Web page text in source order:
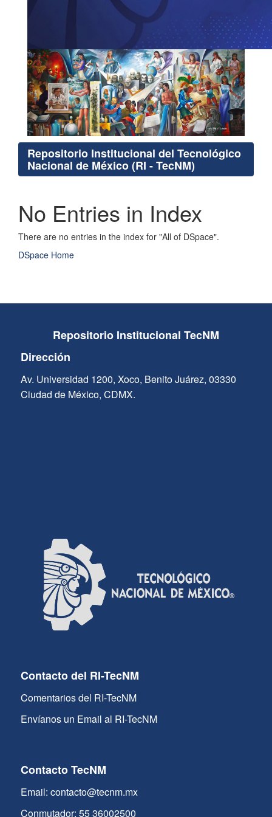
Repositorio Institucional del Tecnológico
Nacional de México (RI - TecNM)
No Entries in Index
There are no entries in the index for "All of DSpace".
DSpace Home
Repositorio Institucional TecNM
Dirección
Av. Universidad 1200, Xoco, Benito Juárez, 03330
Ciudad de México, CDMX.
Contacto del RI-TecNM
Comentarios del RI-TecNM
Envíanos un Email al RI-TecNM
Contacto TecNM
Email: contacto@tecnm.mx
Conmutador: 55 36002500